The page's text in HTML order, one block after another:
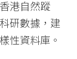
港自然蹤
研數據，建
性資料庫。